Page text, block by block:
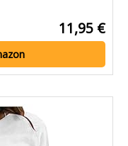
11,95 €